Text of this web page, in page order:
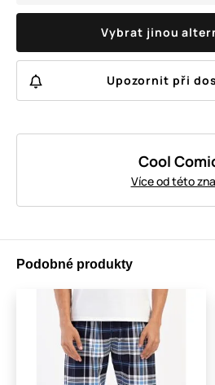
Vybrat jinou
Upozornit při
Cool
Více od této
Podobné produkty